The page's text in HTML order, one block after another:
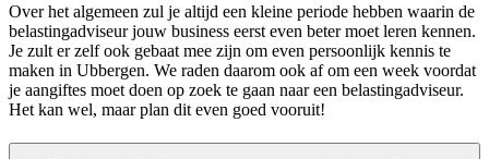
Over het algemeen zul je altijd een kleine periode hebben waarin de
belastingadviseur jouw business eerst even beter moet leren kennen.
Je zult er zelf ook gebaat mee zijn om even persoonlijk kennis te
maken in Ubbergen. We raden daarom ook af om een week voordat
je aangiftes moet doen op zoek te gaan naar een belastingadviseur.
Het kan wel, maar plan dit even goed vooruit!